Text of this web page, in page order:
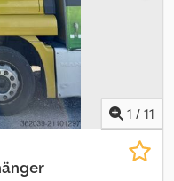
Цена продажи: € 26.000,
1 / 11